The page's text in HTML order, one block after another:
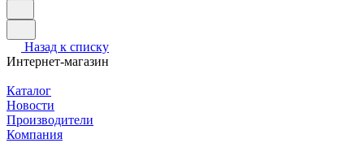
Назад к списку
Интернет-магазин
Каталог
Новости
Производители
Компания